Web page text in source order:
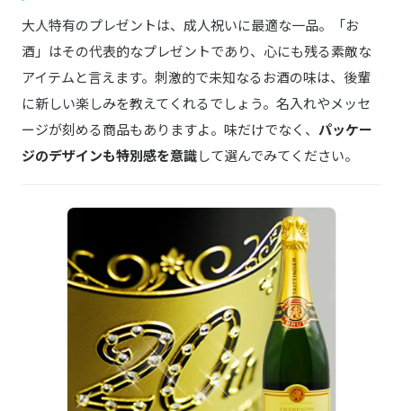
大人特有のプレゼントは、成人祝いに最適な一品。「お
酒」はその代表的なプレゼントであり、心にも残る素敵な
アイテムと言えます。刺激的で未知なるお酒の味は、後輩
に新しい楽しみを教えてくれるでしょう。名入れやメッセ
ージが刻める商品もありますよ。味だけでなく、 パッケー
ジのデザインも特別感を意識して選んでみてください。